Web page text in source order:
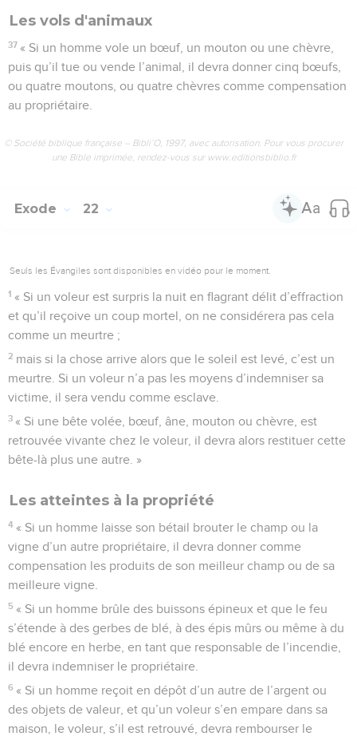
Les vols d'animaux
37 « Si un homme vole un bœuf, un mouton ou une chèvre,
puis qu’il tue ou vende l’animal, il devra donner cinq bœufs,
ou quatre moutons, ou quatre chèvres comme compensation
au propriétaire.
© Société biblique française – Bibli’O, 1997, avec autorisation. Pour vous procurer
une Bible imprimée, rendez-vous sur www.editionsbiblio.fr
Exode 22
Seuls les Évangiles sont disponibles en vidéo pour le moment.
1 « Si un voleur est surpris la nuit en flagrant délit d’effraction
et qu’il reçoive un coup mortel, on ne considérera pas cela
comme un meurtre ;
2 mais si la chose arrive alors que le soleil est levé, c’est un
meurtre. Si un voleur n’a pas les moyens d’indemniser sa
victime, il sera vendu comme esclave.
3 « Si une bête volée, bœuf, âne, mouton ou chèvre, est
retrouvée vivante chez le voleur, il devra alors restituer cette
bête-là plus une autre. »
Les atteintes à la propriété
4 « Si un homme laisse son bétail brouter le champ ou la
vigne d’un autre propriétaire, il devra donner comme
compensation les produits de son meilleur champ ou de sa
meilleure vigne.
5 « Si un homme brûle des buissons épineux et que le feu
s’étende à des gerbes de blé, à des épis mûrs ou même à du
blé encore en herbe, en tant que responsable de l’incendie,
il devra indemniser le propriétaire.
6 « Si un homme reçoit en dépôt d’un autre de l’argent ou
des objets de valeur, et qu’un voleur s’en empare dans sa
maison, le voleur, s’il est retrouvé, devra rembourser le